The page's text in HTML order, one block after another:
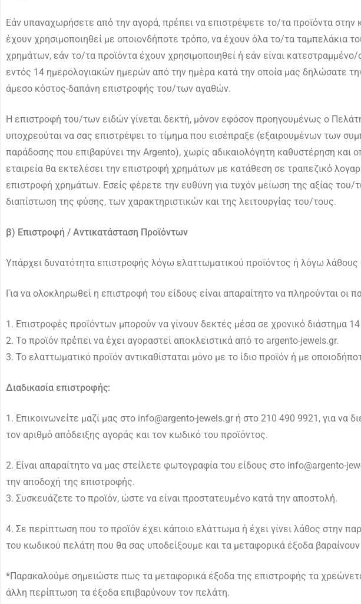
Εάν υπαναχωρήσετε από την αγορά, πρέπει να επιστρέψετε το/τα προϊόντα
έχουν χρησιμοποιηθεί με οποιονδήποτε τρόπο, να έχουν όλα το/τα ταμπελάκια
χρημάτων, εάν το/τα προϊόντα έχουν χρησιμοποιηθεί ή εάν είναι
εντός 14 ημερολογιακών ημερών από την ημέρα κατά την οποία μας δηλώσατε
άμεσο κόστος-δαπάνη επιστροφής του/των αγαθών.
Η επιστροφή του/των ειδών γίνεται δεκτή, μόνον εφόσον προηγουμένως ο
υποχρεούται να σας επιστρέψει το τίμημα που εισέπραξε (εξαιρουμένων των
παράδοσης που επιβαρύνει την Argento), χωρίς αδικαιολόγητη καθυστέρηση
εταιρεία θα εκτελέσει την επιστροφή χρημάτων με κατάθεση σε τραπεζικό
επιστροφή χρημάτων. Εσείς φέρετε την ευθύνη για τυχόν μείωση της αξίας
διαπίστωση της φύσης, των χαρακτηριστικών και της λειτουργίας του/τους.
β) Επιστροφή / Αντικατάσταση Προϊόντων
Υπάρχει δυνατότητα επιστροφής λόγω ελαττωματικού προϊόντος ή λόγω
Για να ολοκληρωθεί η επιστροφή του είδους είναι απαραίτητο να πληρούνται οι
1. Επιστροφές προϊόντων μπορούν να γίνουν δεκτές μέσα σε χρονικό διάστημα
2. Το προϊόν πρέπει να έχει αγοραστεί αποκλειστικά από το argento-jewels.gr.
3. Το ελαττωματικό προϊόν αντικαθίσταται μόνο με το ίδιο προϊόν ή με
Διαδικασία επιστροφής:
1. Επικοινωνείτε μαζί μας στο info@argento-jewels.gr ή στο 210 490 9921, για να
τον αριθμό απόδειξης αγοράς και τον κωδικό του προϊόντος.
2. Είναι απαραίτητο να μας στείλετε φωτογραφία του είδους στο info@argento-
την αποδοχή της επιστροφής.
3. Συσκευάζετε το προϊόν, ώστε να είναι προστατευμένο κατά την αποστολή.
4. Σε περίπτωση που το προϊόν έχει κάποιο ελάττωμα ή έχει γίνει λάθος στην
του κωδικού πελάτη που θα σας υποδείξουμε και τα μεταφορικά έξοδα
*Παρακαλούμε σημειώστε πως τα μεταφορικά έξοδα της επιστροφής τα
άλλη περίπτωση τα έξοδα επιβαρύνουν τον πελάτη.